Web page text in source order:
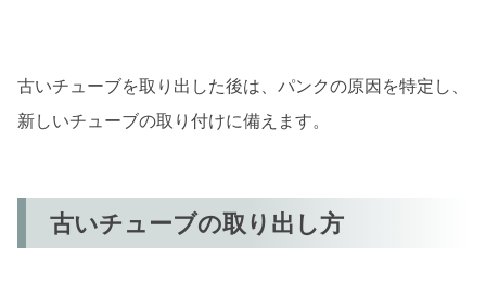
古いチューブを取り出した後は、パンクの原因を特定し、
新しいチューブの取り付けに備えます。
古いチューブの取り出し方